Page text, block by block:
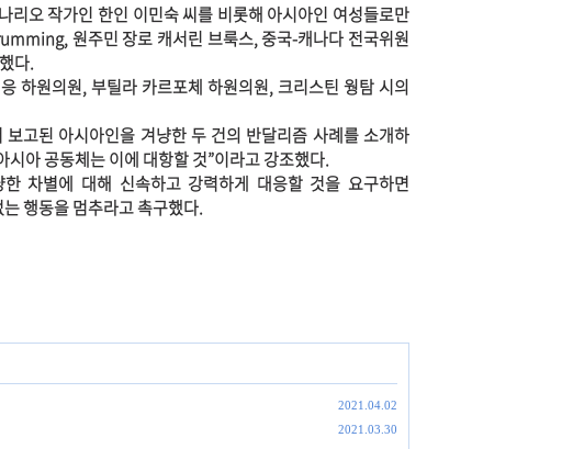
오 작가인 한인 이민숙 씨를 비롯해 아시아인 여성들로만
원주민 장로 캐서린 브룩스, 중국-캐나다 전국위원
다.
하원의원, 부틸라 카르포체 하원의원, 크리스틴 웡탐 시의
고된 아시아인을 겨냥한 두 건의 반달리즘 사례를 소개하
아 공동체는 이에 대항할 것”이라고 강조했다.
차별에 대해 신속하고 강력하게 대응할 것을 요구하면
행동을 멈추라고 촉구했다.
2021.04.02
2021.03.30